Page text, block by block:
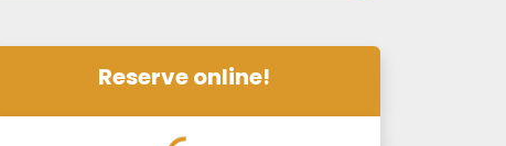
Reserve online!